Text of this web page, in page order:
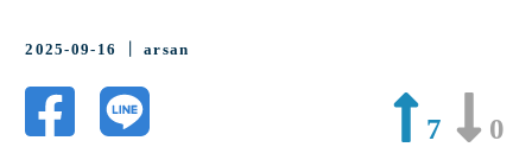
2025-09-16 ｜ arsan
7 0